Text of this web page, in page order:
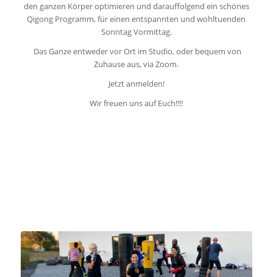
den ganzen Körper optimieren und darauffolgend ein schönes
Qigong Programm, für einen entspannten und wohltuenden
Sonntag Vormittag.
Das Ganze entweder vor Ort im Studio, oder bequem von
Zuhause aus, via Zoom.
Jetzt anmelden!
Wir freuen uns auf Euch!!!!